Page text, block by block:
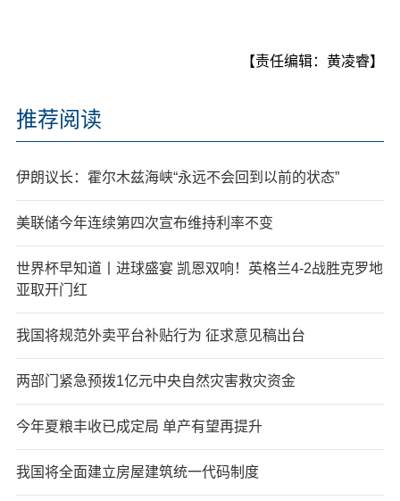
【责任编辑：黄凌睿】
推荐阅读
伊朗议长：霍尔木兹海峡“永远不会回到以前的状态”
美联储今年连续第四次宣布维持利率不变
世界杯早知道丨进球盛宴 凯恩双响！英格兰4-2战胜克罗地
亚取开门红
我国将规范外卖平台补贴行为 征求意见稿出台
两部门紧急预拨1亿元中央自然灾害救灾资金
今年夏粮丰收已成定局 单产有望再提升
我国将全面建立房屋建筑统一代码制度